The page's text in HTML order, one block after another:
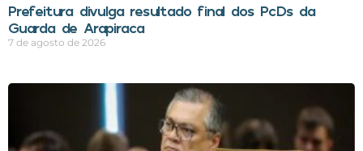
Prefeitura divulga resultado final dos PcDs da
Guarda de Arapiraca
7 de agosto de 2026